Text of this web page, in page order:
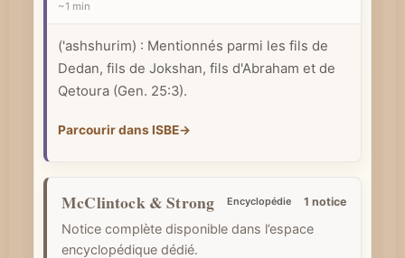
e
p
b
l
i
q
~1 min
('ashshurim) : Mentionnés parmi les fils de
Dedan, fils de Jokshan, fils d'Abraham et de
Qetoura (Gen. 25:3).
Parcourir dans ISBE→
McClintock & Strong Encyclopédie 1 notice
Notice complète disponible dans l’espace
encyclopédique dédié.